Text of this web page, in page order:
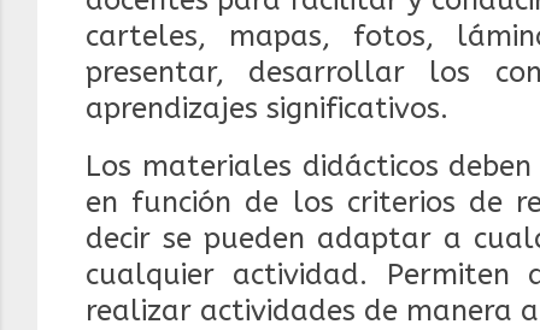
carteles, mapas, fotos,
presentar, desarrollar los
aprendizajes significativos.
Los materiales didácticos
en función de los criterios de
decir se pueden adaptar a
cualquier actividad.
realizar actividades de manera